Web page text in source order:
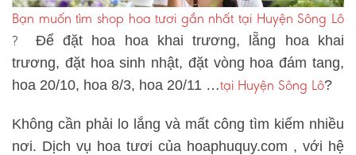
Bạn muốn tìm shop hoa tươi gần nhất tại Huyện Sông Lô
? Để đặt hoa hoa khai trương, lẵng hoa khai
trương, đặt hoa sinh nhật, đặt vòng hoa đám tang,
hoa 20/10, hoa 8/3, hoa 20/11 …tại Huyện Sông Lô?
Không cần phải lo lắng và mất công tìm kiếm nhiều
nơi. Dịch vụ hoa tươi của hoaphuquy.com , với hệ